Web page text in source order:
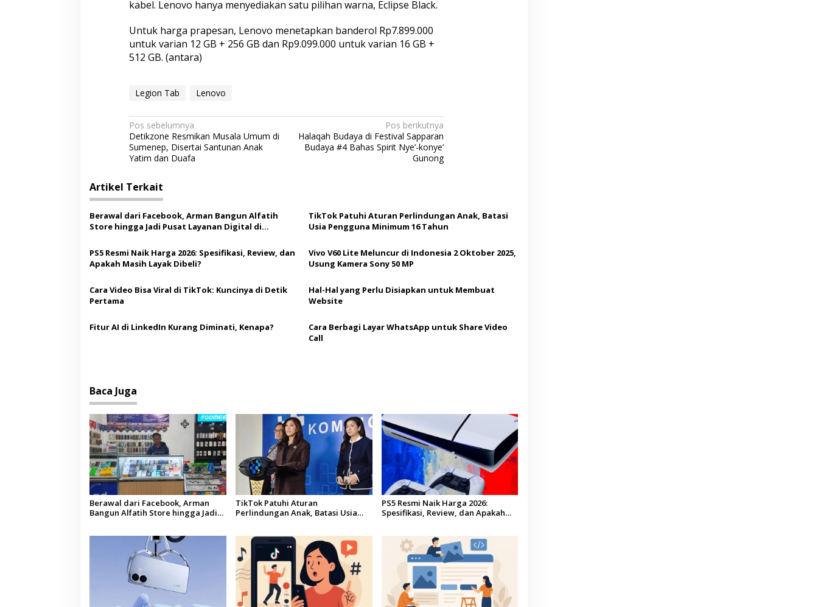
kabel. Lenovo hanya menyediakan satu pilihan warna, Eclipse Black.
Untuk harga prapesan, Lenovo menetapkan banderol Rp7.899.000
untuk varian 12 GB + 256 GB dan Rp9.099.000 untuk varian 16 GB +
512 GB. (antara)
Legion Tab Lenovo
N
a
v
i
g
a
s
i
p
o
s
Pos sebelumnya
Detikzone Resmikan Musala Umum di
Sumenep, Disertai Santunan Anak
Yatim dan Duafa
Pos berikutnya
Halaqah Budaya di Festival Sapparan
Budaya #4 Bahas Spirit Nye’-konye’
Gunong
Artikel Terkait
Berawal dari Facebook, Arman Bangun Alfatih
Store hingga Jadi Pusat Layanan Digital di
TikTok Patuhi Aturan Perlindungan Anak, Batasi
Usia Pengguna Minimum 16 Tahun
PS5 Resmi Naik Harga 2026: Spesifikasi, Review, dan
Apakah Masih Layak Dibeli?
Vivo V60 Lite Meluncur di Indonesia 2 Oktober 2025,
Usung Kamera Sony 50 MP
Cara Video Bisa Viral di TikTok: Kuncinya di Detik
Pertama
Hal-Hal yang Perlu Disiapkan untuk Membuat
Website
Fitur AI di LinkedIn Kurang Diminati, Kenapa?
Cara Berbagi Layar WhatsApp untuk Share Video
Call
Baca Juga
Berawal dari Facebook, Arman
Bangun Alfatih Store hingga Jadi
TikTok Patuhi Aturan
Perlindungan Anak, Batasi Usia
PS5 Resmi Naik Harga 2026:
Spesifikasi, Review, dan Apakah